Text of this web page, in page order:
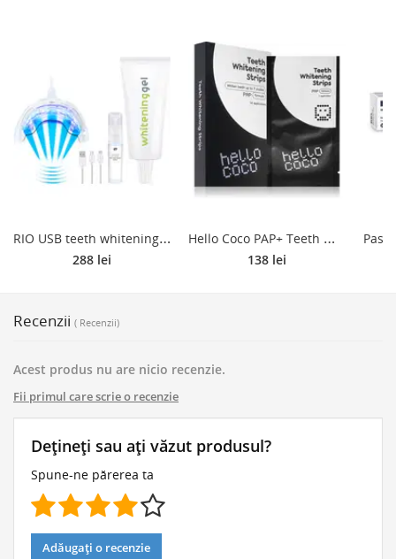
R
IO USB teeth whitening Kit pentru albirea dinților
288 lei
H
ello Coco PAP+ Teeth Whitening Strips benzi pentru ablirea dintilor pentru dinti 14 buc
138 lei
Recenzii ( Recenzii)
Acest produs nu are nicio recenzie.
Fii primul care scrie o recenzie
Dețineți sau ați văzut produsul?
Spune-ne părerea ta
Adăugați o recenzie